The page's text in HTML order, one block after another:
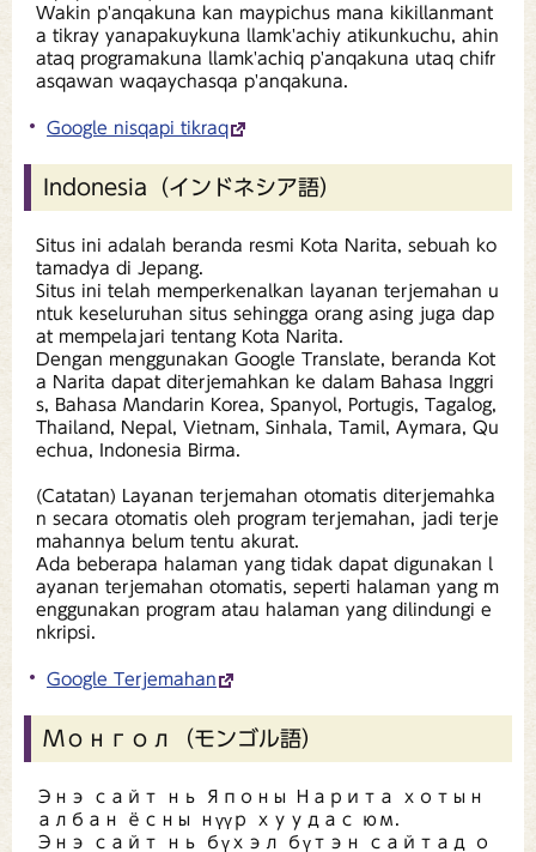
Wakin p'anqakuna kan maypichus mana kikillanmant
a tikray yanapakuykuna llamk'achiy atikunkuchu, ahin
ataq programakuna llamk'achiq p'anqakuna utaq chifr
asqawan waqaychasqa p'anqakuna.
Google nisqapi tikraq
Indonesia（インドネシア語）
Situs ini adalah beranda resmi Kota Narita, sebuah ko
tamadya di Jepang.
Situs ini telah memperkenalkan layanan terjemahan u
ntuk keseluruhan situs sehingga orang asing juga dap
at mempelajari tentang Kota Narita.
Dengan menggunakan Google Translate, beranda Kot
a Narita dapat diterjemahkan ke dalam Bahasa Inggri
s, Bahasa Mandarin Korea, Spanyol, Portugis, Tagalog,
Thailand, Nepal, Vietnam, Sinhala, Tamil, Aymara, Qu
echua, Indonesia Birma.
(Catatan) Layanan terjemahan otomatis diterjemahka
n secara otomatis oleh program terjemahan, jadi terje
mahannya belum tentu akurat.
Ada beberapa halaman yang tidak dapat digunakan l
ayanan terjemahan otomatis, seperti halaman yang m
enggunakan program atau halaman yang dilindungi e
nkripsi.
Google Terjemahan
Монгол（モンゴル語）
Энэ сайт нь Японы Нарита хотын
албан ёсны нүүр хуудас юм.
Энэ сайт нь бүхэл бүтэн сайтад о